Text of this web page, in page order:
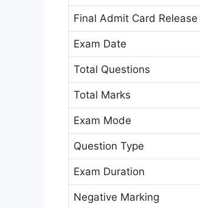
Final Admit Card Release
Exam Date
Total Questions
Total Marks
Exam Mode
Question Type
Exam Duration
Negative Marking